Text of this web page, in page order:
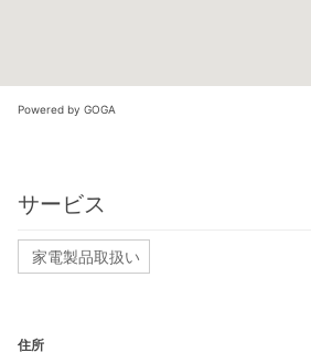
Powered by GOGA
サービス
家電製品取扱い
住所